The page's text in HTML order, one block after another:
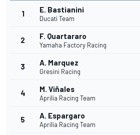
1 E. Bastianini
Ducati Team
2 F. Quartararo
Yamaha Factory Racing
3 A. Marquez
Gresini Racing
4 M. Viñales
Aprilia Racing Team
5 A. Espargaro
Aprilia Racing Team